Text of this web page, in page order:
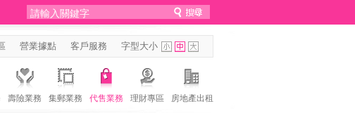
營業據點 客戶服務 字型大小
壽險業務 集郵業務 代售業務 理財專區 房地產出租